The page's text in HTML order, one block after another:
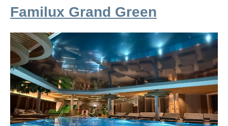
Familux Grand Green